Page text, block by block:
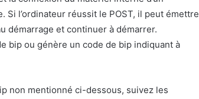
l’ordinateur réussit le POST, il peut émettre
démarrage et continuer à démarrer.
bip ou génère un code de bip indiquant à
non mentionné ci-dessous, suivez les